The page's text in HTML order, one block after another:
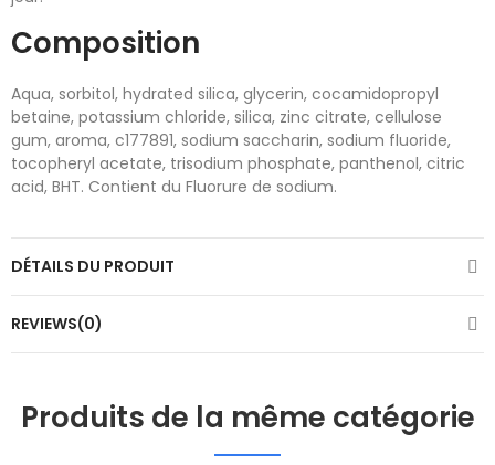
Composition
Aqua, sorbitol, hydrated silica, glycerin, cocamidopropyl
betaine, potassium chloride, silica, zinc citrate, cellulose
gum, aroma, c177891, sodium saccharin, sodium fluoride,
tocopheryl acetate, trisodium phosphate, panthenol, citric
acid, BHT. Contient du Fluorure de sodium.
DÉTAILS DU PRODUIT
REVIEWS(0)
Produits de la même catégorie